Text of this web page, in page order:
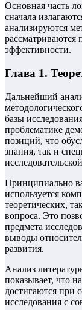
Основная часть
сначала
анализируются
рассматриваются
эффективности.
Глава 1.
Дальнейший
базы
проблематике
позиций, что
знания, так и
Принципиально
используется
теоретических,
вопроса. Это
предмета
выводы
развития.
Анализ
показывает, что
достигаются при
исследования с